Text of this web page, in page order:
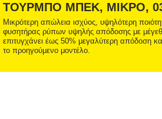
HOME & GARDEN
PROFESSIONAL
ΤΟΎΡΜΠΟ ΜΠΕΚ, ΜΙΚΡΌ,
Μικρότερη απώλεια ισχύος, υψηλότερη
φυσητήρας ρύπων υψηλής απόδοσης με
επιτυγχάνει έως 50% μεγαλύτερη απόδοση
το προηγούμενο μοντέλο.